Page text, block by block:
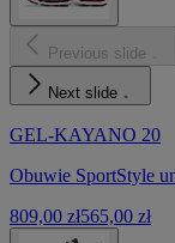
Previous slide
Next slide
GEL-KAYANO 20
Obuwie SportStyle
809,00 zł565,00 zł